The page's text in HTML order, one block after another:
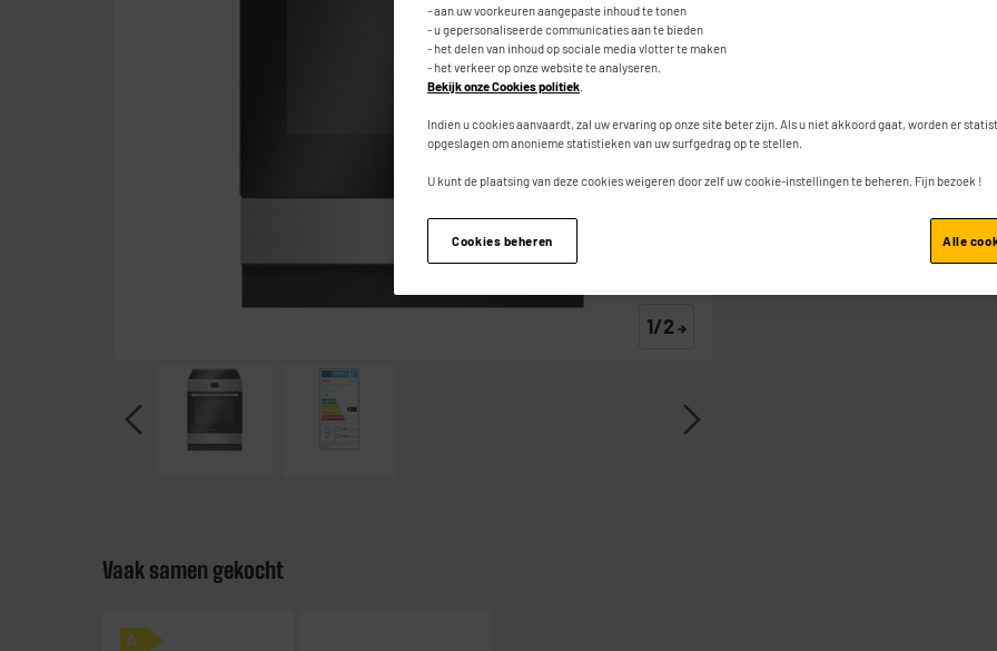
1/2
Toevoegen aan
Vaak samen gekocht
A
- aan uw voorkeuren aangepaste inhoud te tonen
- u gepersonaliseerde communicaties aan te bieden
- het delen van inhoud op sociale media vlotter te maken
- het verkeer op onze website te analyseren.
Bekijk onze Cookies politiek
Indien u cookies aanvaardt, zal uw ervaring op onze site beter zijn. Als u niet akkoord gaat, worden er
opgeslagen om anonieme statistieken van uw surfgedrag op te stellen.
U kunt de plaatsing van deze cookies weigeren door zelf uw cookie-instellingen te beheren. Fijn bezoek !
Cookies beheren Alle